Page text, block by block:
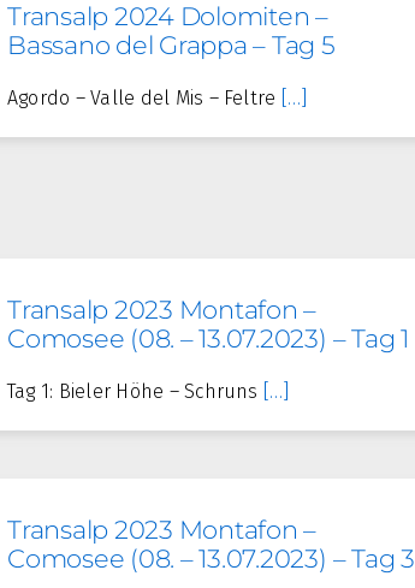
Transalp 2024 Dolomiten –
Bassano del Grappa – Tag 5
Agordo – Valle del Mis – Feltre […]
Transalp 2023 Montafon –
Comosee (08. – 13.07.2023) – Tag 1
Tag 1: Bieler Höhe – Schruns […]
Transalp 2023 Montafon –
Comosee (08. – 13.07.2023) – Tag 3